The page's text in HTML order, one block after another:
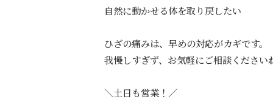
自然に動かせる体を取り戻したい
ひざの痛みは、早めの対応がカギです。
我慢しすぎず、お気軽にご相談ください
＼土日も営業！／